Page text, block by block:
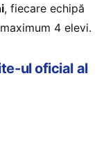
, fiecare echipă
4 elevi.
ul oficial al